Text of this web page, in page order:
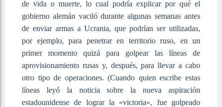
de vida o muerte, lo cual podría explicar por qué el
gobierno alemán vaciló durante algunas semanas antes
de enviar armas a Ucrania, que podrían ser utilizadas,
por ejemplo, para penetrar en territorio ruso, en un
primer momento quizá para golpear las líneas de
aprovisionamiento rusas y, después, para llevar a cabo
otro tipo de operaciones. (Cuando quien escribe estas
líneas leyó la noticia sobre la nueva aspiración
estadounidense de lograr la «victoria», fue golpeado